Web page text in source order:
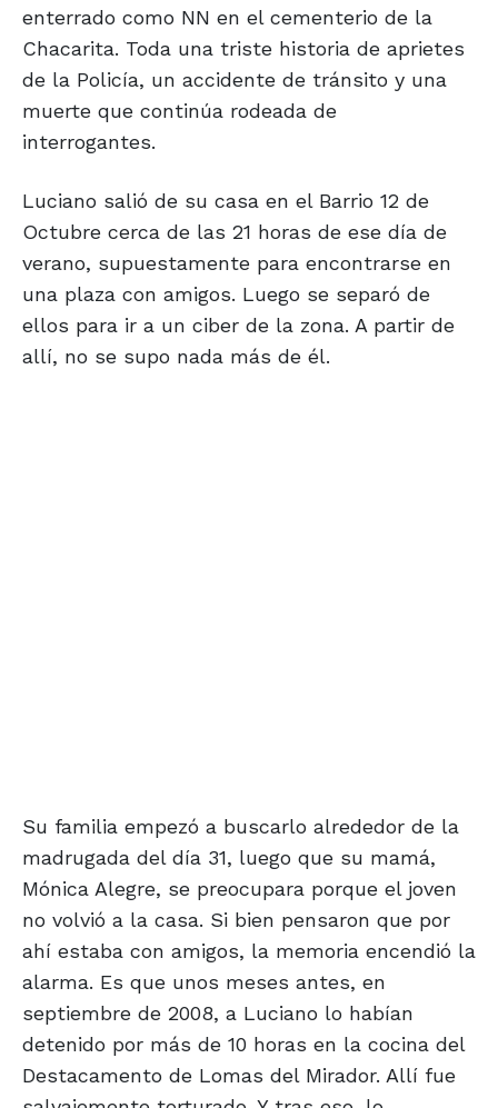
enterrado como NN en el cementerio de la
Chacarita. Toda una triste historia de aprietes
de la Policía, un accidente de tránsito y una
muerte que continúa rodeada de
interrogantes.
Luciano salió de su casa en el Barrio 12 de
Octubre cerca de las 21 horas de ese día de
verano, supuestamente para encontrarse en
una plaza con amigos. Luego se separó de
ellos para ir a un ciber de la zona. A partir de
allí, no se supo nada más de él.
Su familia empezó a buscarlo alrededor de la
madrugada del día 31, luego que su mamá,
Mónica Alegre, se preocupara porque el joven
no volvió a la casa. Si bien pensaron que por
ahí estaba con amigos, la memoria encendió la
alarma. Es que unos meses antes, en
septiembre de 2008, a Luciano lo habían
detenido por más de 10 horas en la cocina del
Destacamento de Lomas del Mirador. Allí fue